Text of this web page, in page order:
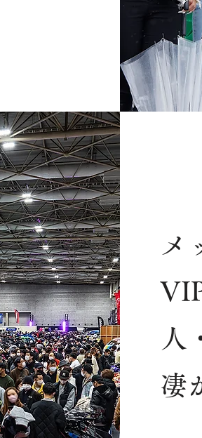
メ
人
凄